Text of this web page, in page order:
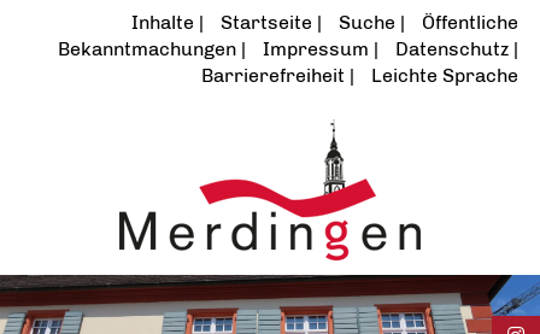
Inhalte Startseite Suche
Öffentliche
Bekanntmachungen
Impressum
Datenschutz
Barrierefreiheit
Leichte Sprache